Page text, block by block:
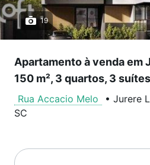
19
Apartamento à venda em
150 m², 3 quartos, 3
Rua Accacio Melo • Jurere
SC